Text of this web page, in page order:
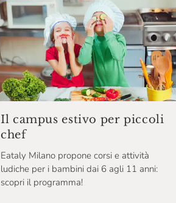
Il campus estivo per piccoli
chef
Eataly Milano propone corsi e attività
ludiche per i bambini dai 6 agli 11 anni:
scopri il programma!